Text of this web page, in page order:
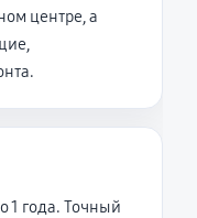
центре, а
1 года. Точный